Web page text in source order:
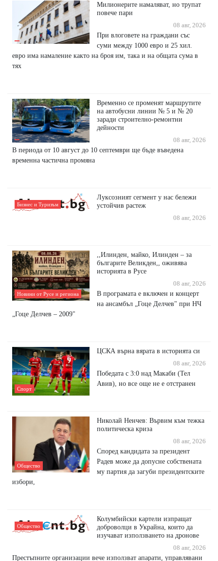
Милионерите намаляват, но трупат
повече пари
08 авг, 2026
При влоговете на граждани със
суми между 1000 евро и 25 хил.
евро има намаление както на броя им, така и на общата сума в
тях
Временно се променят маршрутите
на автобусни линии № 5 и № 20
заради строително-ремонтни
дейности
08 авг, 2026
В периода от 10 август до 10 септември ще бъде въведена
временна частична промяна
Бизнес и Туризъм
Луксозният сегмент у нас бележи
устойчив растеж
08 авг, 2026
Новини от Русе и региона
,,Илинден, майко, Илинден – за
българите Великден,, оживява
историята в Русе
08 авг, 2026
В програмата е включен и концерт
на ансамбъл „Гоце Делчев" при НЧ
„Гоце Делчев – 2009"
Спорт
ЦСКА върна вярата в историята си
08 авг, 2026
Победата с 3:0 над Макаби (Тел
Авив), но все още не е отстранен
Общество
Николай Ненчев: Вървим към тежка
политическа криза
08 авг, 2026
Според кандидата за президент
Радев може да допусне собствената
му партия да загуби президентските
избори,
Общество
Колумбийски картели изпращат
доброволци в Украйна, които да
изучават използването на дронове
08 авг, 2026
Престъпните организации вече използват апарати, управлявани